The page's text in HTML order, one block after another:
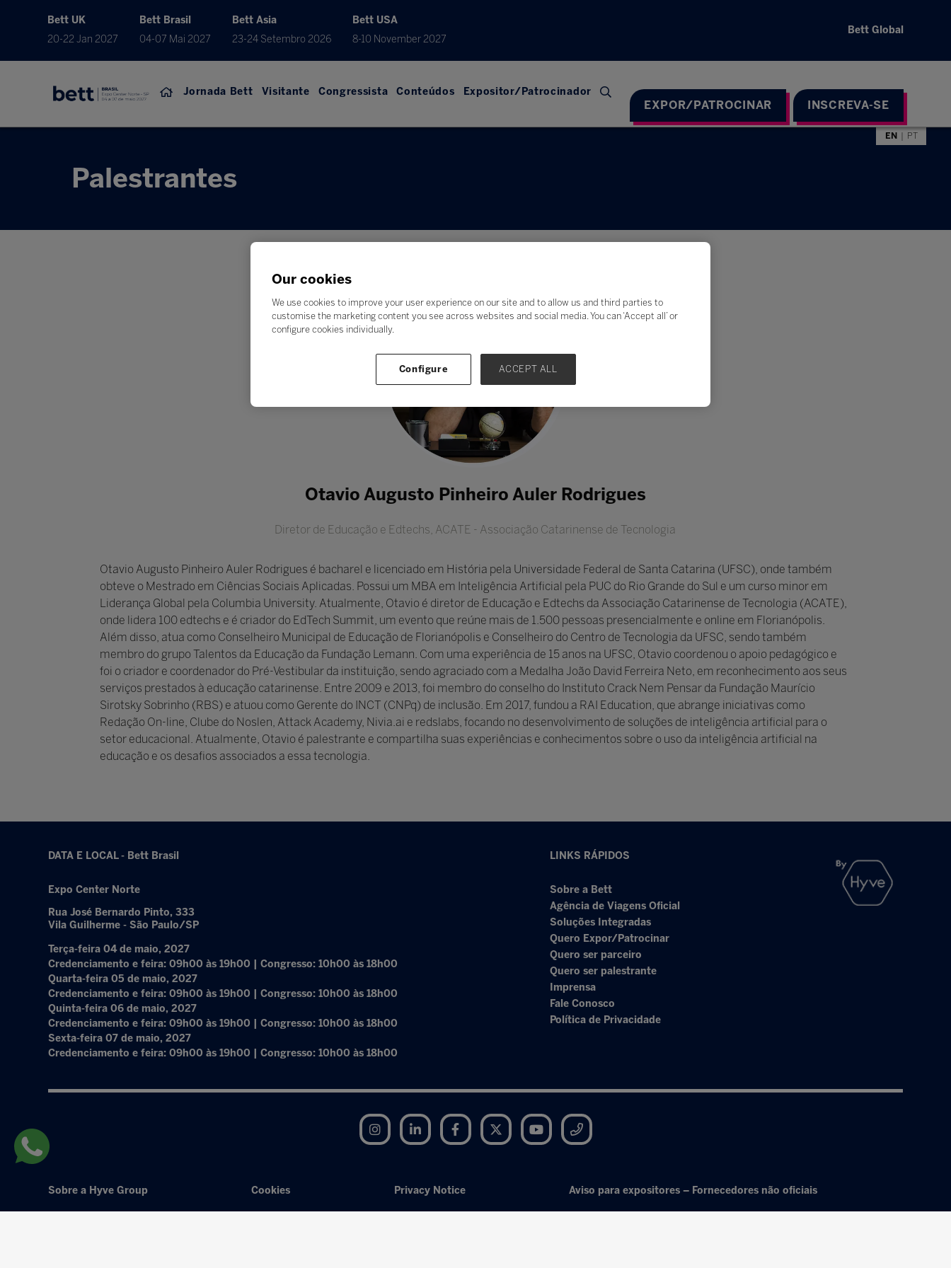
Bett UK
20-22 Jan 2027
Bett Brasil
04-07 Mai 2027
Bett Asia
23-24 Setembro 2026
Bett USA
8-10 November 2027
Bett Global
Jornada Bett Visitante Congressista Conteúdos Expositor/Patrocinador
EXPOR/PATROCINAR INSCREVA-SE
EN PT
Palestrantes
Otavio Augusto Pinheiro Auler Rodrigues
Diretor de Educação e Edtechs, ACATE - Associação Catarinense de Tecnologia
Otavio Augusto Pinheiro Auler Rodrigues é bacharel e licenciado em História pela Universidade Federal de Santa Catarina (UFSC), onde também
obteve o Mestrado em Ciências Sociais Aplicadas. Possui um MBA em Inteligência Artificial pela PUC do Rio Grande do Sul e um curso minor em
Liderança Global pela Columbia University. Atualmente, Otavio é diretor de Educação e Edtechs da Associação Catarinense de Tecnologia (ACATE),
onde lidera 100 edtechs e é criador do EdTech Summit, um evento que reúne mais de 1.500 pessoas presencialmente e online em Florianópolis.
Além disso, atua como Conselheiro Municipal de Educação de Florianópolis e Conselheiro do Centro de Tecnologia da UFSC, sendo também
membro do grupo Talentos da Educação da Fundação Lemann. Com uma experiência de 15 anos na UFSC, Otavio coordenou o apoio pedagógico e
foi o criador e coordenador do Pré-Vestibular da instituição, sendo agraciado com a Medalha João David Ferreira Neto, em reconhecimento aos seus
serviços prestados à educação catarinense. Entre 2009 e 2013, foi membro do conselho do Instituto Crack Nem Pensar da Fundação Maurício
Sirotsky Sobrinho (RBS) e atuou como Gerente do INCT (CNPq) de inclusão. Em 2017, fundou a RAI Education, que abrange iniciativas como
Redação On-line, Clube do Noslen, Attack Academy, Nivia.ai e redslabs, focando no desenvolvimento de soluções de inteligência artificial para o
setor educacional. Atualmente, Otavio é palestrante e compartilha suas experiências e conhecimentos sobre o uso da inteligência artificial na
educação e os desafios associados a essa tecnologia.
DATA E LOCAL - Bett Brasil
Expo Center Norte
Rua José Bernardo Pinto, 333
Vila Guilherme - São Paulo/SP
Terça-feira 04 de maio, 2027
Credenciamento e feira: 09h00 às 19h00 | Congresso: 10h00 às 18h00
Quarta-feira 05 de maio, 2027
Credenciamento e feira: 09h00 às 19h00 | Congresso: 10h00 às 18h00
Quinta-feira 06 de maio, 2027
Credenciamento e feira: 09h00 às 19h00 | Congresso: 10h00 às 18h00
Sexta-feira 07 de maio, 2027
Credenciamento e feira: 09h00 às 19h00 | Congresso: 10h00 às 18h00
LINKS RÁPIDOS
Sobre a Bett
Agência de Viagens Oficial
Soluções Integradas
Quero Expor/Patrocinar
Quero ser parceiro
Quero ser palestrante
Imprensa
Fale Conosco
Política de Privacidade
Instagram LinkedIn Facebook Twitter YouTube
Sobre a Hyve Group Cookies Privacy Notice Aviso para expositores – Fornecedores não oficiais
Our cookies
We use cookies to improve your user experience on our site and to allow us and third parties to
customise the marketing content you see across websites and social media. You can ‘Accept all’ or
configure cookies individually.
Configure ACCEPT ALL